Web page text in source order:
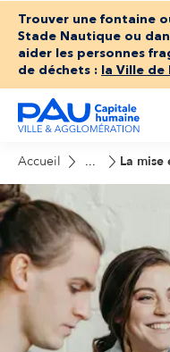
Trouver une fontaine
Stade Nautique ou
aider les personnes
de déchets :
la Ville
Accueil ... La